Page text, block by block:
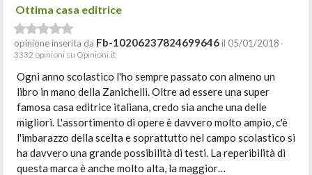
Ottima casa editrice
opinione inserita da Fb-10206237824699646il 05/01/2018 ·
3332 opinioni su Opinioni.it
Ogni anno scolastico l'ho sempre passato con almeno un
libro in mano della Zanichelli. Oltre ad essere una super
famosa casa editrice italiana, credo sia anche una delle
migliori. L'assortimento di opere è davvero molto ampio, c'è
l'imbarazzo della scelta e soprattutto nel campo scolastico si
ha davvero una grande possibilità di testi. La reperibilità di
questa marca è anche molto alta, la maggior…